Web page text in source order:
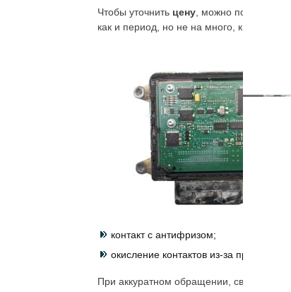
Чтобы уточнить цену , можно позвонить
как и период, но не на много, к тому же,
контакт с антифризом;
окисление контактов из-за
При аккуратном обращении,